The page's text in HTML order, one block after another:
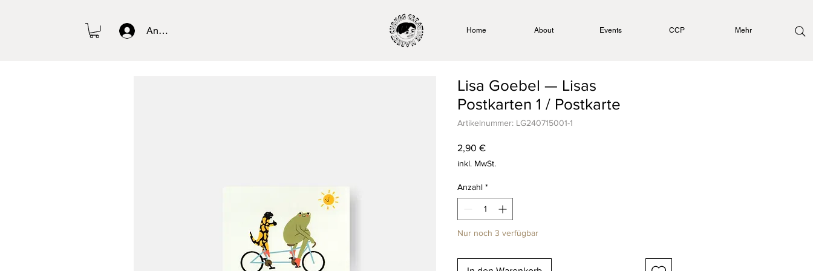
Anmelden Home About Events CCP Mehr
Lisa Goebel — Lisas
Postkarten 1 / Postkarte
Artikelnummer: LG240715001-1
2,90 €Preis
inkl. MwSt.
Anzahl *
Nur noch 3 verfügbar